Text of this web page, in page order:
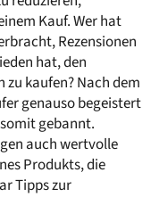
Kauf. Wer hat
Rezensionen
hat, den
kaufen? Nach dem
genauso begeistert
gebannt.
auch wertvolle
Produkts, die
Tipps zur